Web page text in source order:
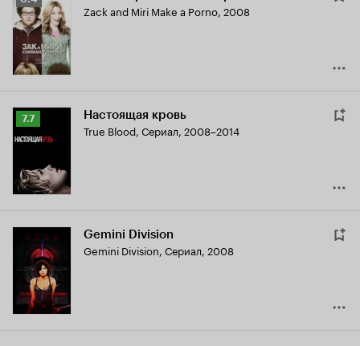
Кинопоиска
6.4
Zack and Miri Make a Porno, 2008
Рейтинг
Кинопоиска
7.7 Настоящая кровь
True Blood, Сериал, 2008–2014
Gemini Division
Gemini Division, Сериал, 2008